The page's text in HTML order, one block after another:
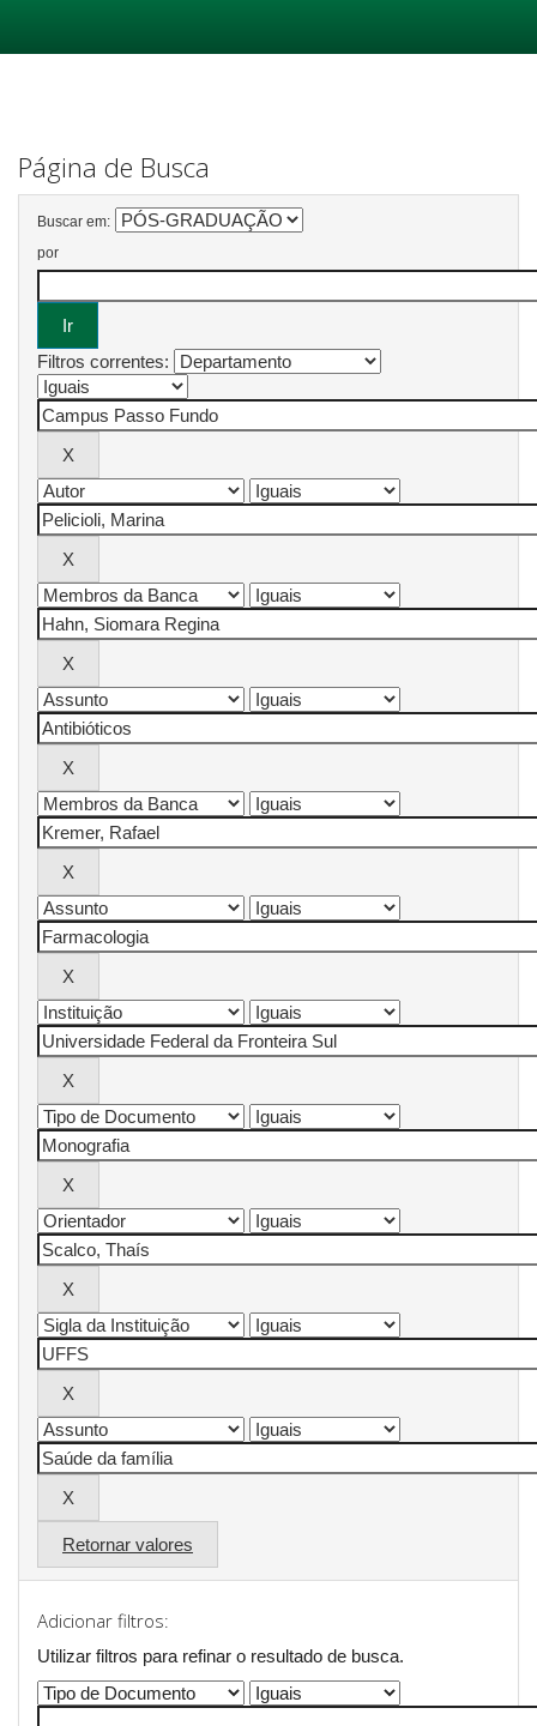
Página de Busca
Buscar em:
por
Filtros correntes:
Retornar valores
Adicionar filtros:
Utilizar filtros para refinar o resultado de busca.